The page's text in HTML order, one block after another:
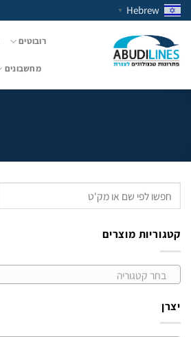
Skip
to
content
Hebrew
▼
רובוטים
מחשבונים
עבור:
קטגוריות מוצרים
בחר קטגוריה
יצרן